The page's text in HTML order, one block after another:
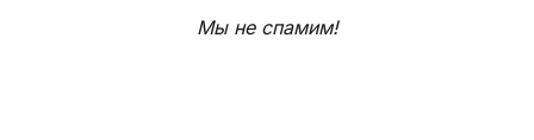
Мы не спамим!